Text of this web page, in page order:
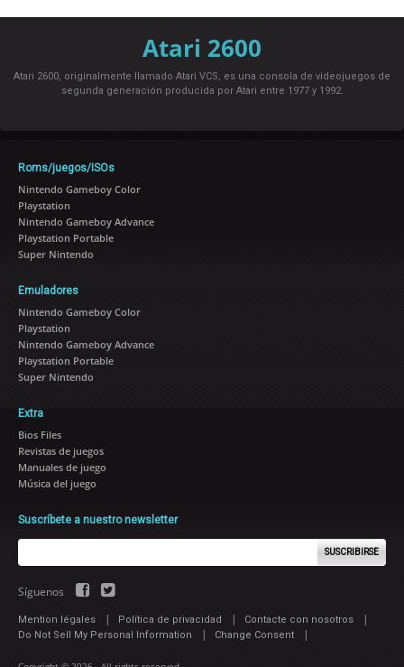
Atari 2600
Atari 2600, originalmente llamado Atari VCS, es una consola de videojuegos de
segunda generación producida por Atari entre 1977 y 1992.
Roms/juegos/ISOs
Nintendo Gameboy Color
Playstation
Nintendo Gameboy Advance
Playstation Portable
Super Nintendo
Emuladores
Nintendo Gameboy Color
Playstation
Nintendo Gameboy Advance
Playstation Portable
Super Nintendo
Extra
Bios Files
Revistas de juegos
Manuales de juego
Música del juego
Suscríbete a nuestro newsletter
SUSCRIBIRSE
Síguenos
Mention légales | Política de privacidad | Contacte con nosotros |
Do Not Sell My Personal Information | Change Consent |